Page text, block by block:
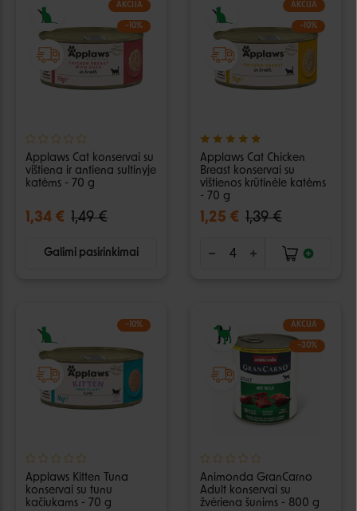
AKCIJA
−10%
Applaws Cat konservai su
vištiena ir antiena sultinyje
katėms - 70 g
1,34 € 1,49 €
Galimi pasirinkimai
AKCIJA
−10%
Applaws Cat Chicken
Breast konservai su
vištienos krūtinėle katėms
- 70 g
1,25 € 1,39 €
−10%
Applaws Kitten Tuna
konservai su tunu
kačiukams - 70 g
AKCIJA
−30%
Animonda GranCarno
Adult konservai su
žvėriena šunims - 800 g